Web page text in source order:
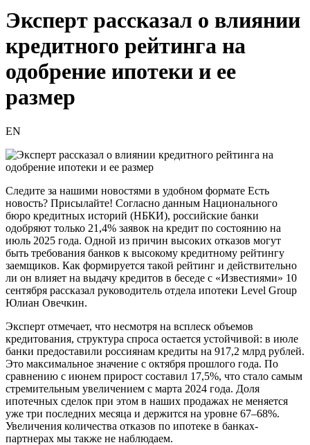
Эксперт рассказал о влиянии
кредитного рейтинга на
одобрение ипотеки и ее
размер
EN
Следите за нашими новостями в удобном формате Есть
новость? Присылайте! Согласно данным Национального
бюро кредитных историй (НБКИ), российские банки
одобряют только 21,4% заявок на кредит по состоянию на
июль 2025 года. Одной из причин высоких отказов могут
быть требования банков к высокому кредитному рейтингу
заемщиков. Как формируется такой рейтинг и действительно
ли он влияет на выдачу кредитов в беседе с «Известиями» 10
сентября рассказал руководитель отдела ипотеки Level Group
Юлиан Овечкин.
Эксперт отмечает, что несмотря на всплеск объемов
кредитования, структура спроса остается устойчивой: в июле
банки предоставили россиянам кредиты на 917,2 млрд рублей.
Это максимальное значение с октября прошлого года. По
сравнению с июнем прирост составил 17,5%, что стало самым
стремительным увеличением с марта 2024 года. Доля
ипотечных сделок при этом в наших продажах не меняется
уже три последних месяца и держится на уровне 67–68%.
Увеличения количества отказов по ипотеке в банках-
партнерах мы также не наблюдаем.